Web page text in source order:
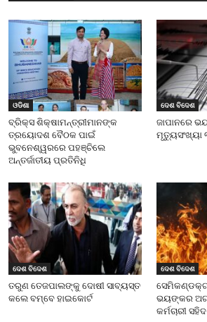
ଓଡିଶା
ବ୍ରିକ୍ସ ଶିକ୍ଷାମନ୍ତ୍ରୀମାନଙ୍କ
ତ୍ରୟୋଦଶ ବୈଠକ ପାଇଁ
ଭୁବନେଶ୍ୱରରେ ପହଞ୍ଚିଲେ
ଅନ୍ତର୍ଜାତୀୟ ପ୍ରତିନିଧି
ଦେଶ ବିଦେଶ
ଜାପାନରେ
ମୃତ୍ୟୁସଂଖ୍ୟା
ଦେଶ ବିଦେଶ
ତରୁଣ ତେଜପାଲଙ୍କୁ ଦୋଷୀ ସାବ୍ୟସ୍ତ
କଲେ ବମ୍ବେ ହାଇକୋର୍ଟ
ଦେଶ ବିଦେଶ
ଭୟଙ୍କର
କର୍ମଚାରୀ ସହିଦ